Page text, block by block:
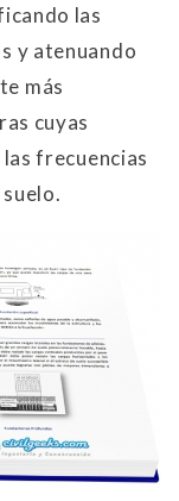
las
y atenuando
más
cuyas
frecuencias